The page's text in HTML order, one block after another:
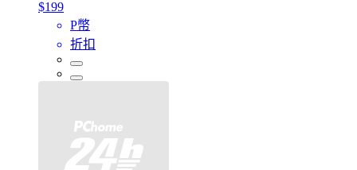
$199
P幣
折扣